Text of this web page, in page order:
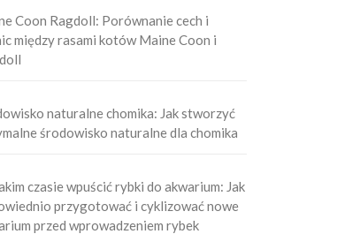
Coon Ragdoll: Porównanie cech i
między rasami kotów Maine Coon i
naturalne chomika: Jak stworzyć
środowisko naturalne dla chomika
czasie wpuścić rybki do akwarium: Jak
przygotować i cyklizować nowe
przed wprowadzeniem rybek